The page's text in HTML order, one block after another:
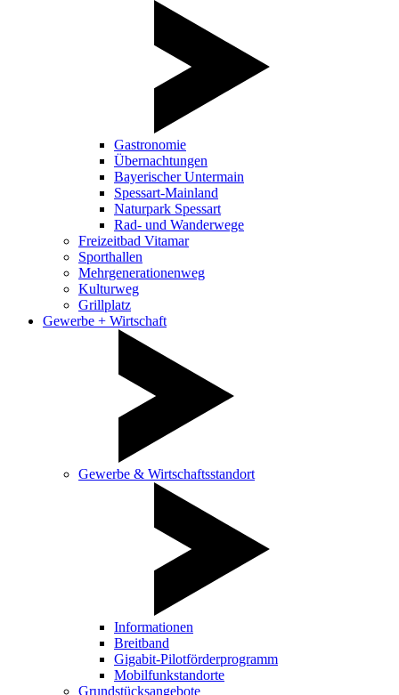
Gastronomie
Übernachtungen
Bayerischer Untermain
Spessart-Mainland
Naturpark Spessart
Rad- und Wanderwege
Freizeitbad Vitamar
Sporthallen
Mehrgenerationenweg
Kulturweg
Grillplatz
Gewerbe + Wirtschaft
Gewerbe & Wirtschaftsstandort
Informationen
Breitband
Gigabit-Pilotförderprogramm
Mobilfunkstandorte
Grundstücksangebote